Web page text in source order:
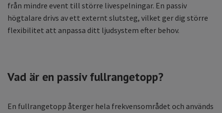
från mindre event till större livespelningar. En passiv
högtalare drivs av ett externt slutsteg, vilket ger dig större
flexibilitet att anpassa ditt ljudsystem efter behov.
Vad är en passiv fullrangetopp?
En fullrangetopp återger hela frekvensområdet och används